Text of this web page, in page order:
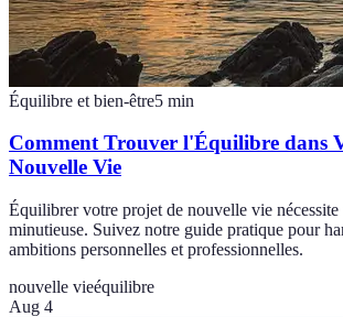
Équilibre et bien-être5 min
Comment Trouver l'Équilibre dans
Nouvelle Vie
Équilibrer votre projet de nouvelle vie
minutieuse. Suivez notre guide pratique pour
ambitions personnelles et professionnelles.
nouvelle vieéquilibre
Aug 4